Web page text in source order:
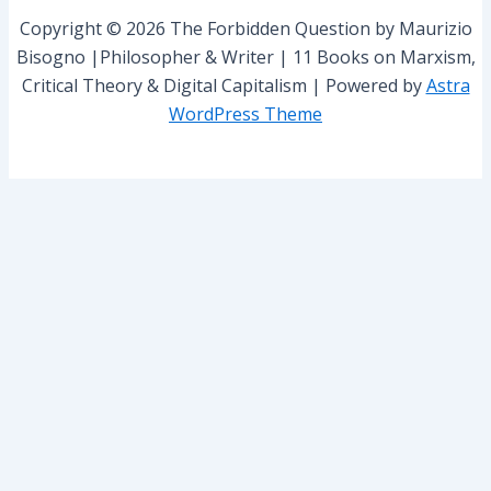
:
Copyright © 2026 The Forbidden Question by Maurizio
Bisogno |Philosopher & Writer | 11 Books on Marxism,
Critical Theory & Digital Capitalism | Powered byAstra
WordPress Theme